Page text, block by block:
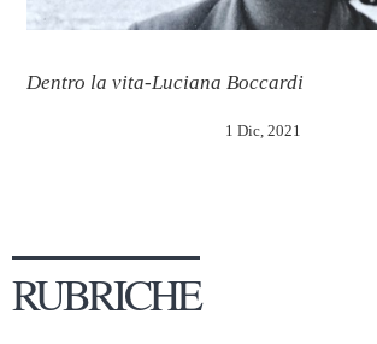
Dentro la vita-Luciana Boccardi
1 Dic, 2021
RUBRICHE